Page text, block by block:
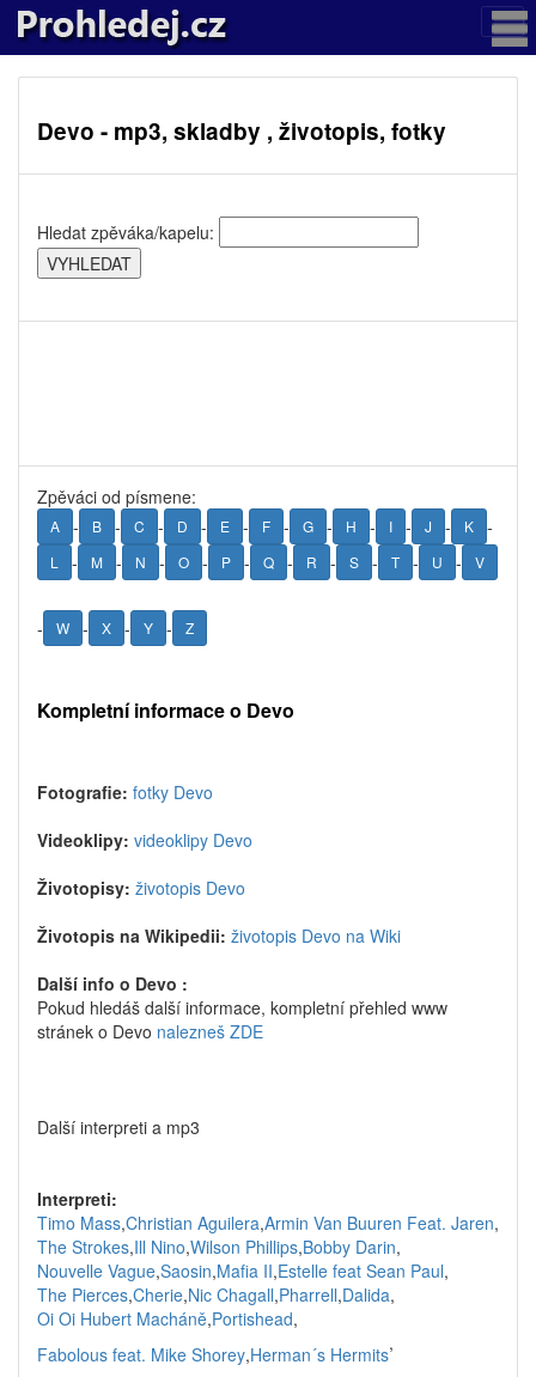
Devo - mp3, skladby , životopis, fotky
Hledat zpěváka/kapelu:
Zpěváci od písmene:
A - B - C - D - E - F - G - H - I - J - K -
L - M - N - O - P - Q - R - S - T - U - V
- W - X - Y - Z
Kompletní informace o Devo
Fotografie: fotky Devo
Videoklipy: videoklipy Devo
Životopisy: životopis Devo
Životopis na Wikipedii: životopis Devo na Wiki
Další info o Devo :
Pokud hledáš další informace, kompletní přehled www
stránek o Devo nalezneš ZDE
Další interpreti a mp3
Interpreti:
Timo Mass,Christian Aguilera,Armin Van Buuren Feat. Jaren,
The Strokes,Ill Nino,Wilson Phillips,Bobby Darin,
Nouvelle Vague,Saosin,Mafia II,Estelle feat Sean Paul,
The Pierces,Cherie,Nic Chagall,Pharrell,Dalida,
Oi Oi Hubert Macháně,Portishead,
Fabolous feat. Mike Shorey,Herman´s Hermits,